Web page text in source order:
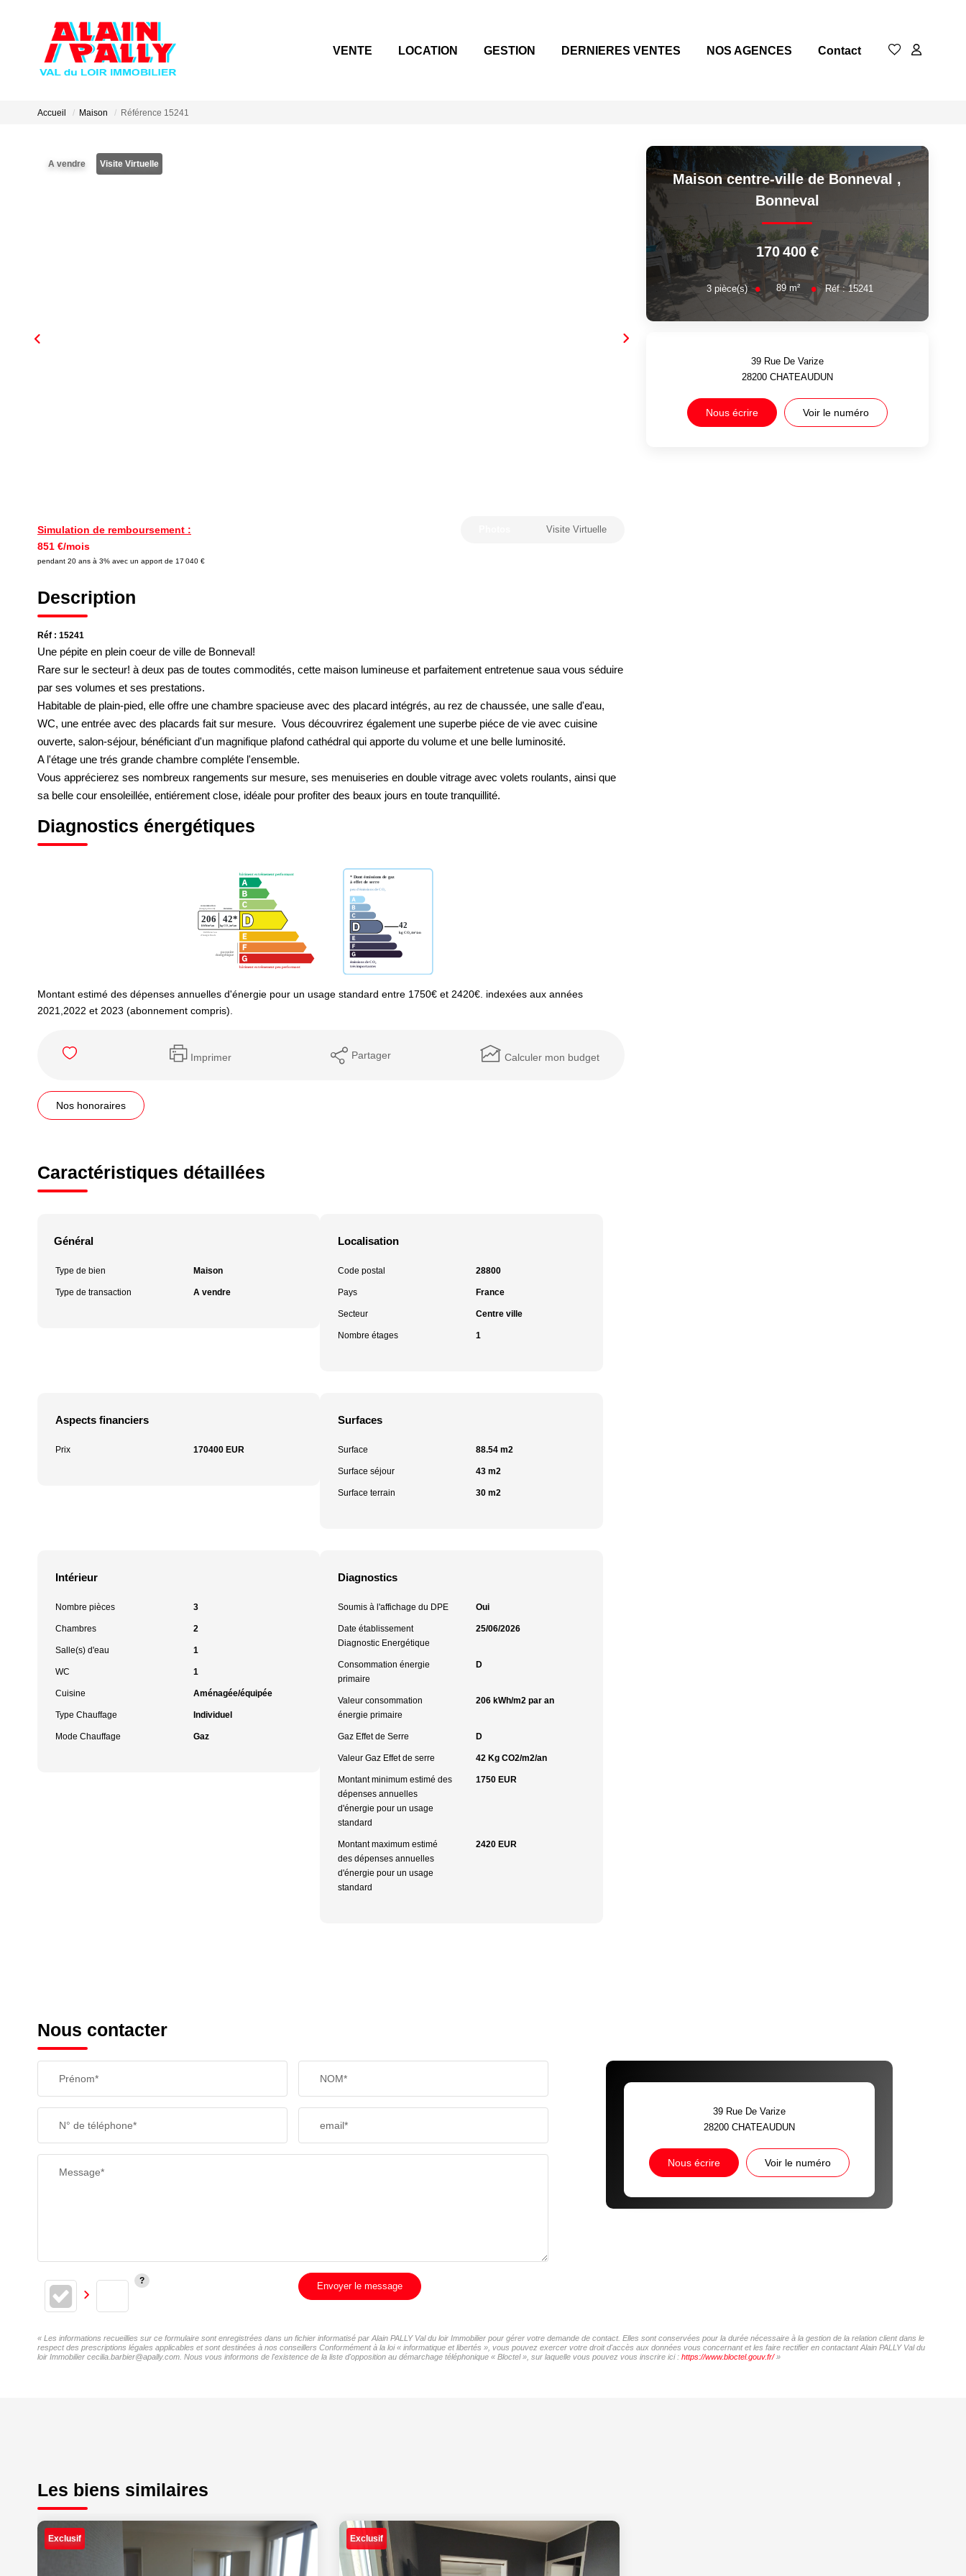
VENTE LOCATION GESTION DERNIERES VENTES NOS AGENCES Contact
Accueil Maison Référence 15241
A vendre Visite Virtuelle
Simulation de remboursement :
851 €/mois
pendant 20 ans à 3% avec un apport de 17 040 €
Visite Virtuelle
Description
Réf : 15241
Une pépite en plein coeur de ville de Bonneval!
Rare sur le secteur! à deux pas de toutes commodités, cette maison lumineuse et parfaitement entretenue saua vous séduire
par ses volumes et ses prestations.
Habitable de plain-pied, elle offre une chambre spacieuse avec des placard intégrés, au rez de chaussée, une salle d'eau,
WC, une entrée avec des placards fait sur mesure. Vous découvrirez également une superbe piéce de vie avec cuisine
ouverte, salon-séjour, bénéficiant d'un magnifique plafond cathédral qui apporte du volume et une belle luminosité.
A l'étage une trés grande chambre compléte l'ensemble.
Vous apprécierez ses nombreux rangements sur mesure, ses menuiseries en double vitrage avec volets roulants, ainsi que
sa belle cour ensoleillée, entiérement close, idéale pour profiter des beaux jours en toute tranquillité.
Diagnostics énergétiques
Montant estimé des dépenses annuelles d'énergie pour un usage standard entre 1750€ et 2420€. indexées aux années
2021,2022 et 2023 (abonnement compris).
Imprimer Partager Calculer mon budget
Nos honoraires
Caractéristiques détaillées
Général
Type de bien Maison
Type de transaction A vendre
Localisation
Code postal 28800
Pays France
Secteur Centre ville
Nombre étages 1
Aspects financiers
Prix 170400 EUR
Surfaces
Surface 88.54 m2
Surface séjour 43 m2
Surface terrain 30 m2
Intérieur
Nombre pièces 3
Chambres 2
Salle(s) d'eau 1
WC 1
Cuisine Aménagée/équipée
Type Chauffage Individuel
Mode Chauffage Gaz
Diagnostics
Soumis à l'affichage du DPE Oui
Date établissement
Diagnostic Energétique
25/06/2026
Consommation énergie
primaire
D
Valeur consommation
énergie primaire
206 kWh/m2 par an
Gaz Effet de Serre D
Valeur Gaz Effet de serre 42 Kg CO2/m2/an
Montant minimum estimé des
dépenses annuelles
d'énergie pour un usage
standard
1750 EUR
Montant maximum estimé
des dépenses annuelles
d'énergie pour un usage
standard
2420 EUR
Maison centre-ville de Bonneval ,
Bonneval
170 400 €
3pièce(s) 89 m² Réf :15241
39 Rue De Varize
28200 CHATEAUDUN
Nous écrire Voir le numéro
Nous contacter
Prénom* NOM*
N° de téléphone* email*
Message*
Envoyer le message
39 Rue De Varize
28200 CHATEAUDUN
Nous écrire Voir le numéro
« Les informations recueillies sur ce formulaire sont enregistrées dans un fichier informatisé par Alain PALLY Val du loir Immobilier pour gérer votre demande de contact. Elles sont conservées pour la durée nécessaire à la gestion de la relation client dans le
respect des prescriptions légales applicables et sont destinées à nos conseillers Conformément à la loi « informatique et libertés », vous pouvez exercer votre droit d'accès aux données vous concernant et les faire rectifier en contactant Alain PALLY Val du
loir Immobilier cecilia.barbier@apally.com. Nous vous informons de l'existence de la liste d'opposition au démarchage téléphonique « Bloctel », sur laquelle vous pouvez vous inscrire ici : https://www.bloctel.gouv.fr/»
Les biens similaires
Exclusif Exclusif